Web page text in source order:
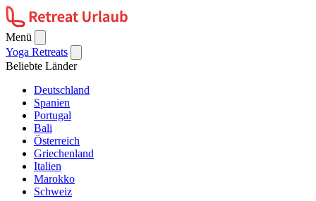
Menü
Yoga Retreats
Beliebte Länder
Deutschland
Spanien
Portugal
Bali
Österreich
Griechenland
Italien
Marokko
Schweiz